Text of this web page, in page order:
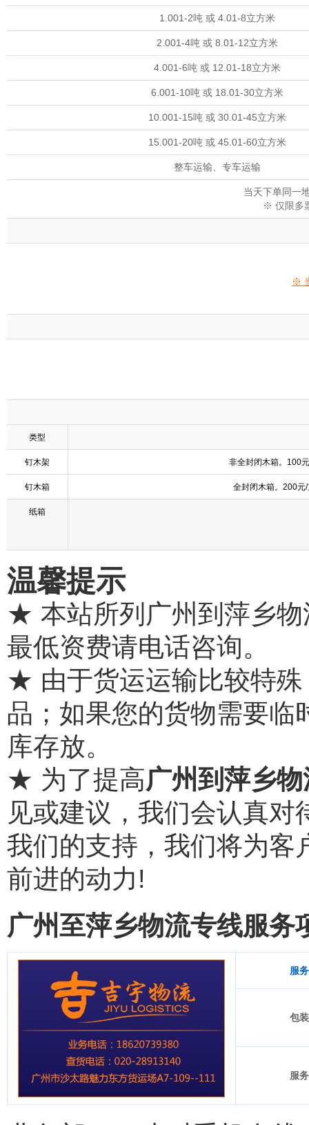
1.001-2吨 或 4.01-8立方米
2.001-4吨 或 8.01-12立方米
4.001-6吨 或 12.01-18立方米
6.001-10吨 或 18.01-30立方米
10.001-15吨 或 30.01-45立方米
15.001-20吨 或 45.01-60立方米
整车运输、专车运输
当天下单同一
※ 仅限多
※
类型
钉木架 非全封闭木箱。100
钉木箱 全封闭木箱。200元
纸箱
温馨提示
★ 本站所列广州到萍乡物
最低资费请电话咨询。
★ 由于货运运输比较特殊
品；如果您的货物需要临
库存放。
★ 为了提高广州到萍乡物
见或建议，我们会认真
我们的支持，我们将为客
前进的动力!
广州至萍乡物流专线服务
服
包
服